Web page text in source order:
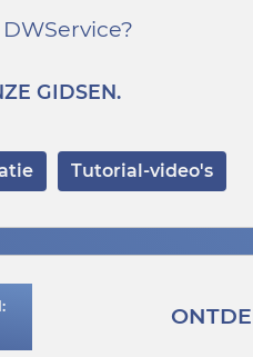
GIDSEN.
Tutorial-video's